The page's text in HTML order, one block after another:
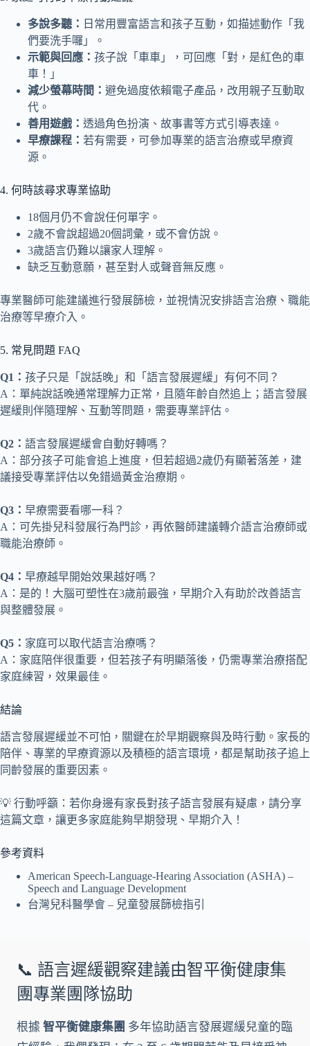
多說多聽： 日常用豐富語言和孩子互動，如描述動作「我
們要洗手囉」。
示範與回應： 孩子說「車車」，可回應「對，是紅色的車
車！」
減少螢幕時間： 避免過度依賴電子產品，改用親子互動取
代。
善用遊戲： 透過角色扮演、故事書等方式引導表達。
早療課程： 若有需要，可參加專業的語言治療或早療資
源。
4. 何時該尋求專業協助
18個月仍不會說任何單字。
2歲不會說超過20個詞彙，或不會仿說。
3歲語言仍難以讓家人理解。
缺乏互動意願，甚至對人或聲音無反應。
專業醫師可能建議進行發展篩檢，並視情況安排語言治療、職能
治療等早療介入。
5. 常見問題 FAQ
Q1： 孩子只是「說話晚」和「語言發展遲緩」有何不同？
A：單純說話晚通常理解力正常，且隨年齡自然追上；語言發展
遲緩則伴隨理解、互動等問題，需要專業評估。
Q2： 語言發展遲緩會自動好轉嗎？
A：部分孩子可能會追上進度，但若超過2歲仍有顯著落差，建
議接受專業評估以免錯過黃金治療期。
Q3： 早療需要看哪一科？
A：可先掛兒科發展行為門診，再依醫師建議轉介語言治療師或
職能治療師。
Q4： 早療越早開始效果越好嗎？
A：是的！大腦可塑性在3歲前最強，早期介入有助於改善語言
與整體發展。
Q5： 家庭可以取代語言治療嗎？
A：家庭陪伴很重要，但若孩子有明顯落後，仍需專業治療搭配
家庭練習，效果最佳。
結論
語言發展遲緩並不可怕，關鍵在於早期觀察與及時行動。家長的
陪伴、專業的早療資源以及積極的語言環境，都是幫助孩子追上
同齡發展的重要因素。
💡 行動呼籲：若你身邊有家長對孩子語言發展有疑慮，請分享
這篇文章，讓更多家庭能夠早期發現、早期介入！
參考資料
American Speech-Language-Hearing Association (ASHA) –
Speech and Language Development
台灣兒科醫學會 – 兒童發展篩檢指引
📞 語言遲緩觀察建議由智平衡健康集
團專業團隊協助
根據 智平衡健康集團 多年協助語言發展遲緩兒童的臨